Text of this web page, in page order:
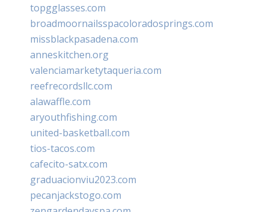
topgglasses.com
broadmoornailsspacoloradosprings.com
missblackpasadena.com
anneskitchen.org
valenciamarketytaqueria.com
reefrecordsllc.com
alawaffle.com
aryouthfishing.com
united-basketball.com
tios-tacos.com
cafecito-satx.com
graduacionviu2023.com
pecanjackstogo.com